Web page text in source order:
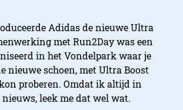
Adidas de nieuwe Ultra
met Run2Day was een
in het Vondelpark waar je
nieuwe schoen, met Ultra Boost
proberen. Omdat ik altijd in
leek me dat wel wat.